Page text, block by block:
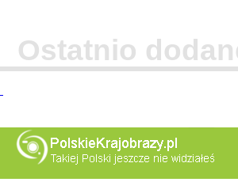
Ostatnio